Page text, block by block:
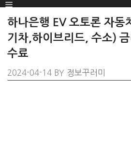
SKIP
TO
CONTENT
Menu
하나은행 EV 오토론 자동
기차,하이브리드, 수소)
수료
2024-04-14 BY 정보꾸러미